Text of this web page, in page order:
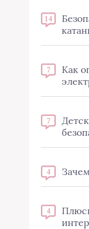
14
7
Как
7
4
4